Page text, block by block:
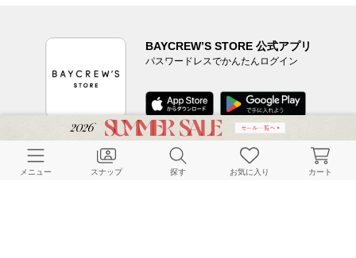
BAYCREW’S STORE 公式アプリ
パスワードレスでかんたんログイン
CUSTOMER SERVICE
メニュー スナップ 探す お気に入り カート